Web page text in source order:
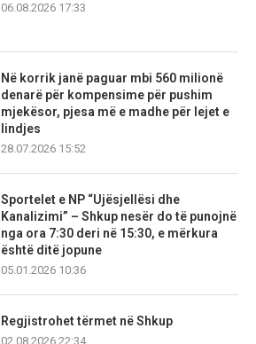
06.08.2026 17:33
Në korrik janë paguar mbi 560 milionë
denarë për kompensime për pushim
mjekësor, pjesa më e madhe për lejet e
lindjes
28.07.2026 15:52
Sportelet e NP “Ujësjellësi dhe
Kanalizimi” – Shkup nesër do të punojnë
nga ora 7:30 deri në 15:30, e mërkura
është ditë jopune
05.01.2026 10:36
Regjistrohet tërmet në Shkup
02.08.2026 22:34